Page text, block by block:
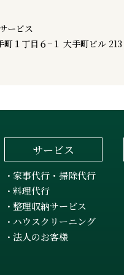
ービス
１丁目６−１ 大手町ビル 213
サービス
・家事代行・掃除代行
・料理代行
・整理収納サービス
・ハウスクリーニング
・法人のお客様